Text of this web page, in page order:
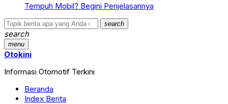
Tempuh Mobil? Begini Penjelasannya
search
search
menu
Otokini
Informasi Otomotif Terkini
Beranda
Index Berita